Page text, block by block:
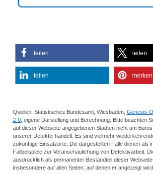
teilen teilen
teilen merken
Quellen: Statistisches Bundesamt, Wiesbaden, Genesis-
2-0, eigene Darstellung und Berechnung. Bitte beachten
auf dieser Webseite angegebenen Städten nicht um
unserer Detektei handelt. Es sind vielmehr
zukünftige Einsatzorte. Die dargestellten Fälle dienen als
Fallbeispiele zur Veranschaulichung von Detektivarbeit.
ausdrücklich als permanenter Bestandteil dieser
insbesondere auf allen Seiten, auf denen er angezeigt wird.